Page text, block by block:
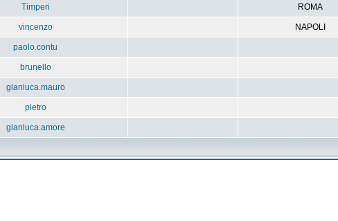
Timperi ROMA
vincenzo NAPOLI
paolo.contu
brunello
gianluca.mauro
pietro
gianluca.amore